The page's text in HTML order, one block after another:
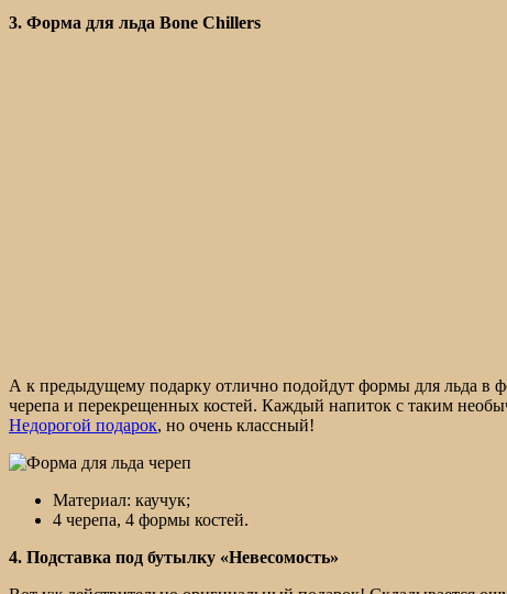
3. Форма для льда Bone Chillers
А к предыдущему подарку отлично подойдут формы для льда в
черепа и перекрещенных костей. Каждый напиток с таким
Недорогой подарок, но очень классный!
Материал: каучук;
4 черепа, 4 формы костей.
4. Подставка под бутылку «Невесомость»